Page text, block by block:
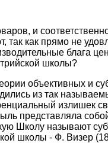
и
как прямо не
блага
школы?
объективных и
из так
излишек
представляла
Школу называют
школы - Ф. Визер